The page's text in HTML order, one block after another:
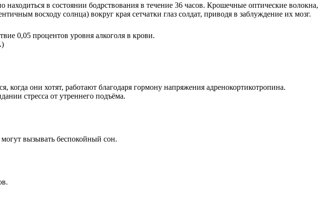
в состоянии бодрствования в течение 36 часов. Крошечные оптические волокна,
восходу солнца) вокруг края сетчатки глаз солдат, приводя в заблуждение их мозг.
0,05 процентов уровня алкоголя в крови.
они хотят, работают благодаря гормону напряжения адренокортикотропина.
стресса от утреннего подъёма.
вызывать беспокойный сон.